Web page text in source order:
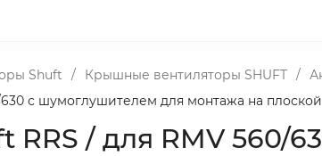
Shuft / Крышные вентиляторы SHUFT /
с шумоглушителем для монтажа на
/ для RMV 560/